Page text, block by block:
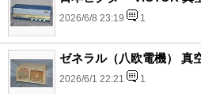
2026/6/8 23:19 1
ゼネラル（八欧電機） 真
2026/6/1 22:21 1